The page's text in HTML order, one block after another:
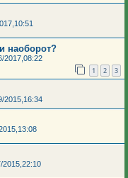
наоборот?
2017,08:22
1 2 3
2015,16:34
2015,22:10